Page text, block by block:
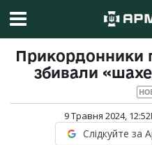
Прикордонники
збивали
9 Травня 2024, 12:52
Слідкуйте за